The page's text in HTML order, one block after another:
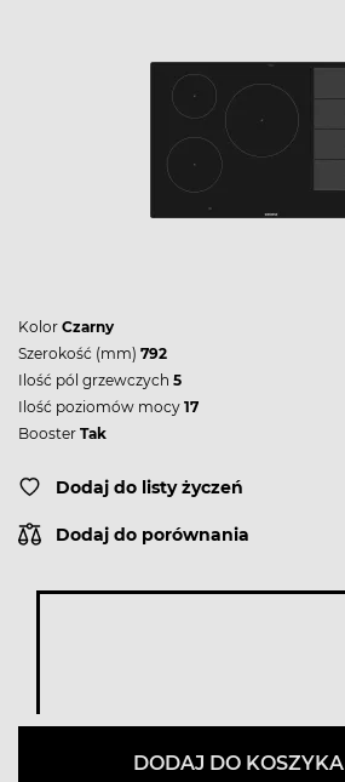
Kolor Czarny
Szerokość (mm) 792
Ilość pól grzewczych 5
Ilość poziomów mocy 17
Booster Tak
Dodaj do listy życzeń
Dodaj do porównania
DODAJ DO KOSZYKA